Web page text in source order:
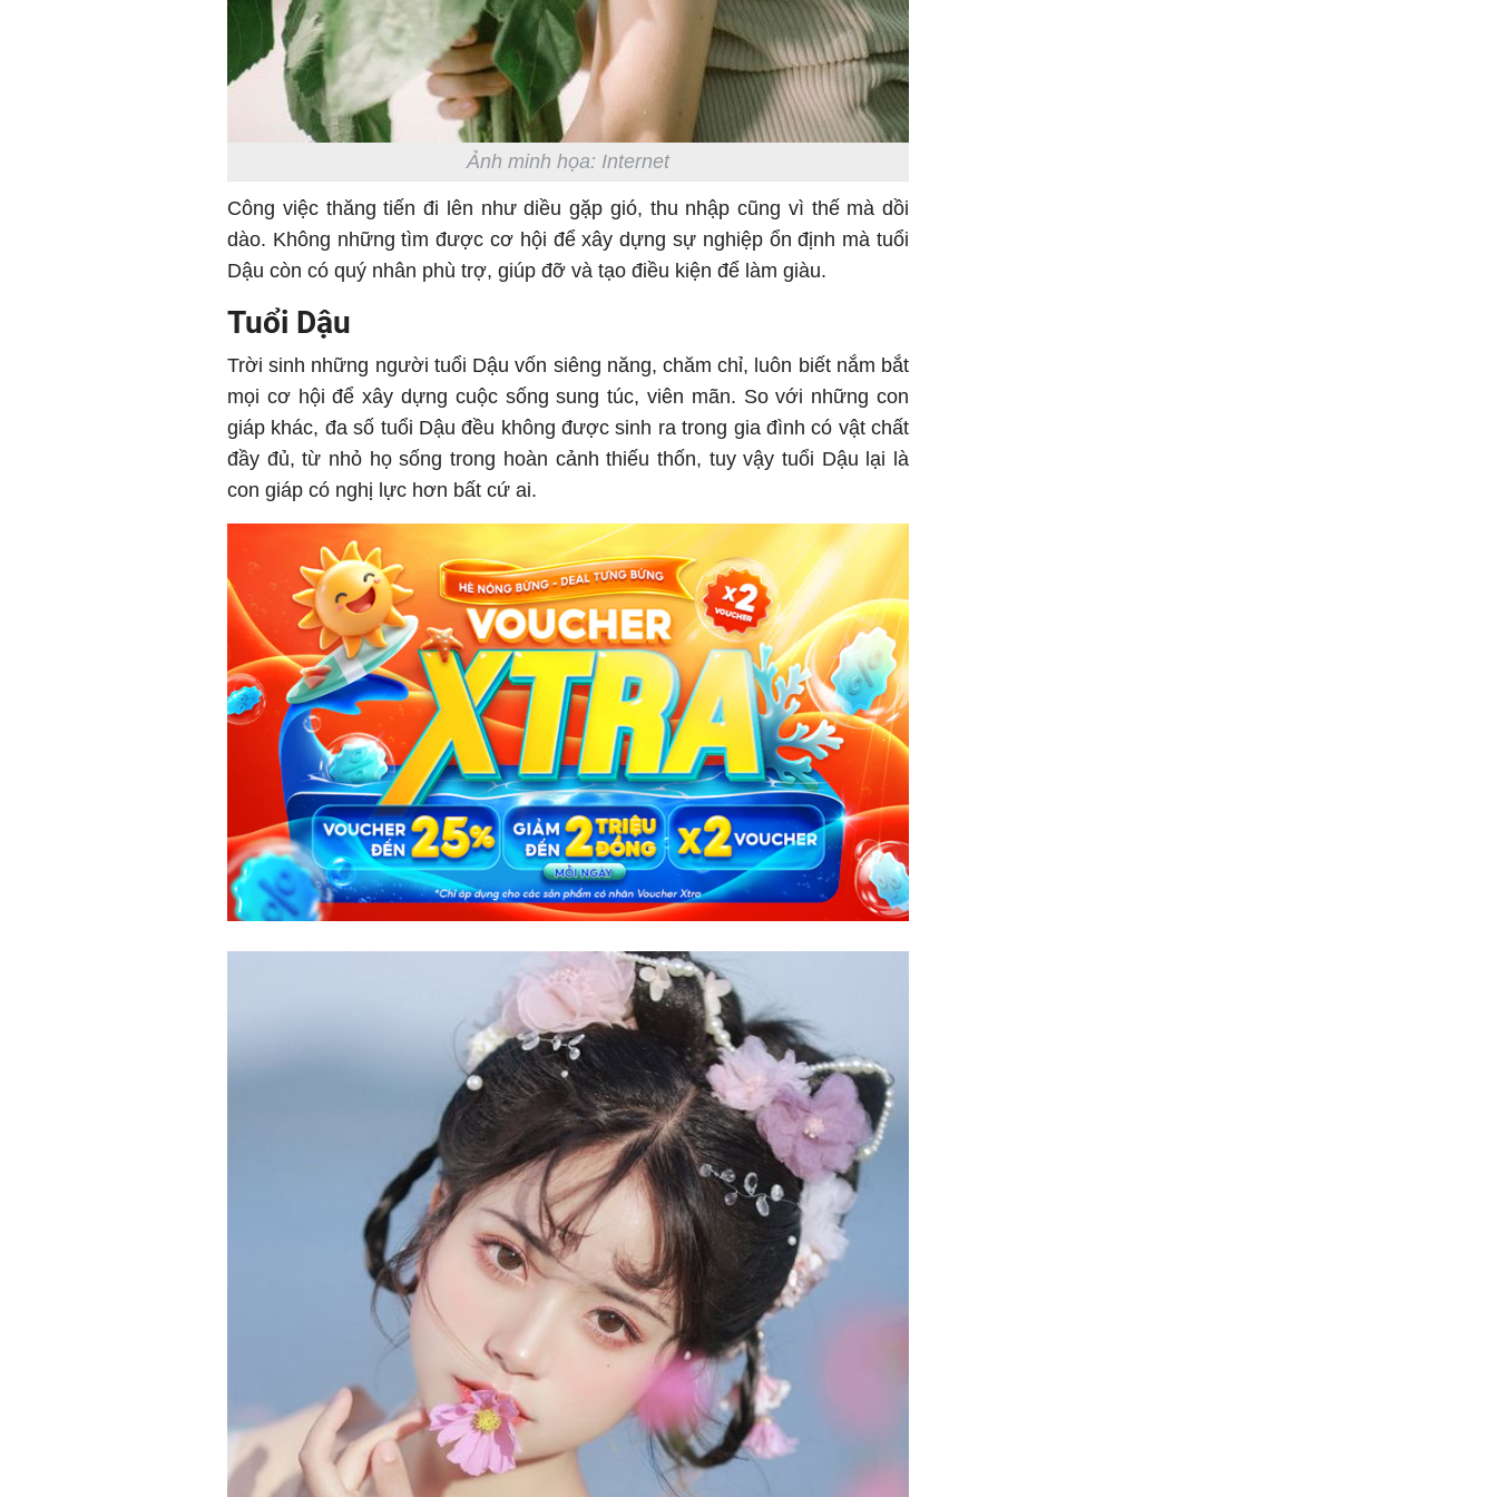
Ảnh minh họa: Internet
Công việc thăng tiến đi lên như diều gặp gió, thu nhập cũng vì thế mà dồi
dào. Không những tìm được cơ hội để xây dựng sự nghiệp ổn định mà tuổi
Dậu còn có quý nhân phù trợ, giúp đỡ và tạo điều kiện để làm giàu.
Tuổi Dậu
Trời sinh những người tuổi Dậu vốn siêng năng, chăm chỉ, luôn biết nắm bắt
mọi cơ hội để xây dựng cuộc sống sung túc, viên mãn. So với những con
giáp khác, đa số tuổi Dậu đều không được sinh ra trong gia đình có vật chất
đầy đủ, từ nhỏ họ sống trong hoàn cảnh thiếu thốn, tuy vậy tuổi Dậu lại là
con giáp có nghị lực hơn bất cứ ai.